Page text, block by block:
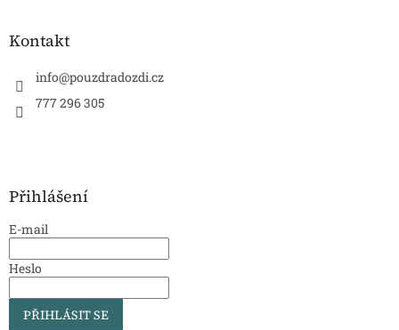
Kontakt
info@pouzdradozdi.cz
777 296 305
Přihlášení
E-mail
Heslo
PŘIHLÁSIT SE